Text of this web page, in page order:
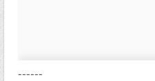
------